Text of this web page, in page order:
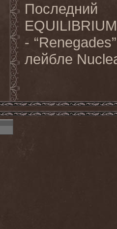
-
лейбле